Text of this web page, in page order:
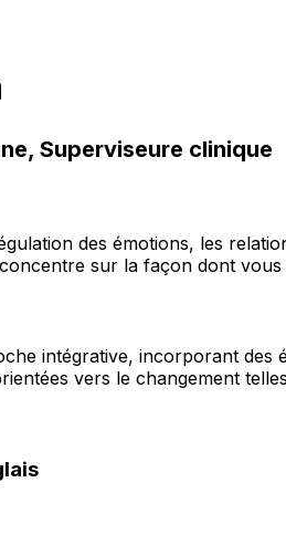
Superviseure clinique
des émotions, les
sur la façon dont
intégrative, incorporant des
vers le changement